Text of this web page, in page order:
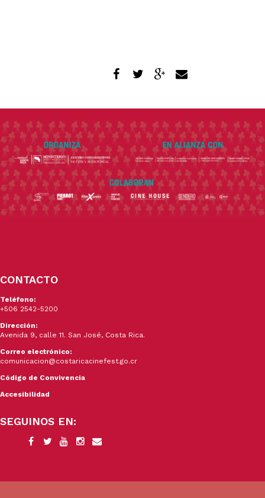
CONTACTO
Teléfono:
+506 2542-5200
Dirección:
Avenida 9, calle 11. San José, Costa Rica.
Correo electrónico:
comunicacion@costaricacinefest.go.cr
Código de Convivencia
Accesibilidad
SEGUINOS EN: